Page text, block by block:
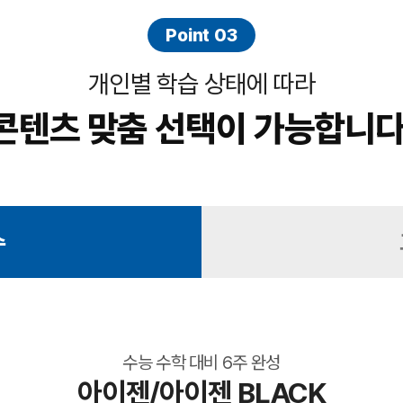
Point 03
개인별 학습 상태에 따라
텐츠 맞춤 선택이 가능합니
수능 수학 대비 6주 완성
아이젠/아이젠 BLACK